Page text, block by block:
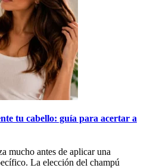
tu cabello: guía para acertar a
mucho antes de aplicar una
La elección del champú